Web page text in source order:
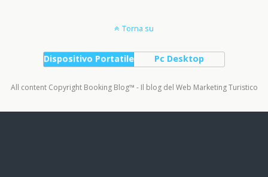
Torna su
Dispositivo Portatile Pc Desktop
All content Copyright Booking Blog™ - Il blog del Web Marketing Turistico